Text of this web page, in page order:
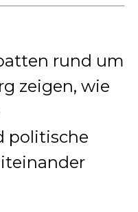
rund um
zeigen, wie
politische